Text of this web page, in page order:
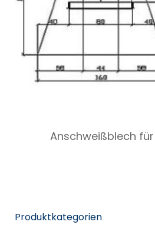
Anschweißblech
Produktkategorien